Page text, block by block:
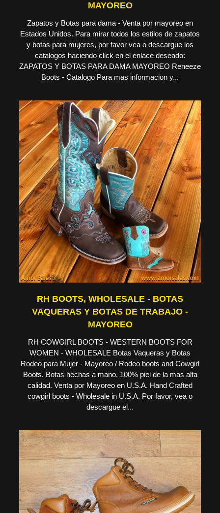
MAYOREO
Zapatos y Botas para dama - Venta por mayoreo en
Estados Unidos. Para mirar todos los estilos de zapatos
y botas para mujeres, por favor vea o descargue los
catalogos haciendo click en el enlace deseado:
ZAPATOS Y BOTAS PARA DAMA MAYOREO Reneeze
Boots - Catalogo Para mas informacion y...
RH BOOTS, WHOLESALE - BOTAS
VAQUERAS Y BOTAS DE TRABAJO -
MAYOREO
RH COWGIRL BOOTS - WESTERN BOOTS FOR
WOMEN - WHOLESALE Botas Vaqueras y Botas
Rodeo para Mujer - Mayoreo / Rodeo boots and Cowgirl
Boots. Botas hechas a mano, 100% piel de la mas alta
calidad. Venta por Mayoreo en U.S.A. Hand Crafted
cowgirl boots - Wholesale in U.S.A. Por favor, vea o
descargue el...